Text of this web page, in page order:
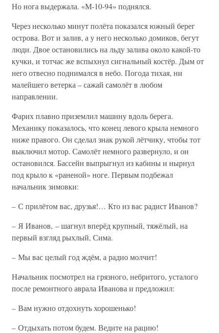
Но нога выдержала. «М-10-94» поднялся.
Через несколько минут полёта показался южный берег
острова. Вот и залив, а у него несколько домиков, бегут
люди. Двое остановились на льду залива около какой-то
кучки, и тотчас же вспыхнул сигнальный костёр. Дым от
него отвесно поднимался в небо. Погода тихая, ни
малейшего ветерка – сажай самолёт в любом
направлении.
Фарих плавно приземлил машину вдоль берега.
Механику показалось, что конец левого крыла немного
ниже правого. Он сделал знак рукой лётчику, чтобы тот
выключил мотор. Самолёт немного развернуло, и он
остановился. Бассейн выпрыгнул из кабины и нырнул
под крыло к «раненой» ноге. Первым подбежал
начальник зимовки:
– С прилётом вас, друзья!… Кто из вас радист Иванов?
– Я Иванов, – шагнул вперёд крупный, тяжёлый, на
первый взгляд рыхлый, Сима.
– Мы вас целый год ждём, а радио молчит!
Начальник посмотрел на грязного, небритого, усталого
после ремонтного аврала Иванова и предложил:
– Вам нужно отдохнуть хорошенько!
– Отдыхать потом будем. Ведите на рацию!